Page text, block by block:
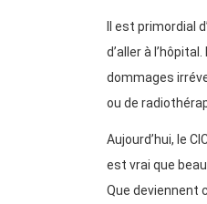
Il est primordial
d’aller à
dommages
ou de
Aujourd’hui, le
est vrai que
Que deviennent